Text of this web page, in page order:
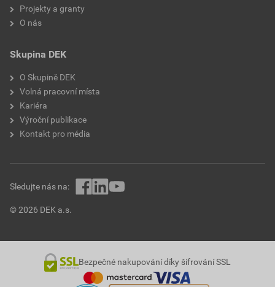
Projekty a granty
O nás
Skupina DEK
O Skupině DEK
Volná pracovní místa
Kariéra
Výroční publikace
Kontakt pro média
© 2026 DEK a.s.
Sledujte nás na:
Bezpečné nakupování díky šifrování SSL